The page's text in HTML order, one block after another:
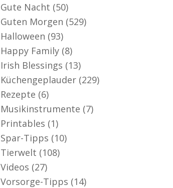
Gute Nacht (50)
Guten Morgen (529)
Halloween (93)
Happy Family (8)
Irish Blessings (13)
Küchengeplauder (229)
Rezepte (6)
Musikinstrumente (7)
Printables (1)
Spar-Tipps (10)
Tierwelt (108)
Videos (27)
Vorsorge-Tipps (14)